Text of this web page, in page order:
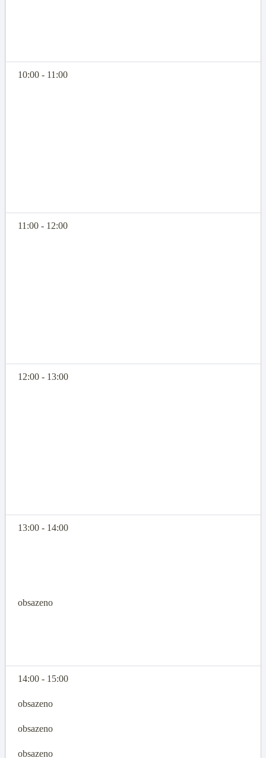
10:00 - 11:00
11:00 - 12:00
12:00 - 13:00
13:00 - 14:00
obsazeno
14:00 - 15:00
obsazeno
obsazeno
obsazeno